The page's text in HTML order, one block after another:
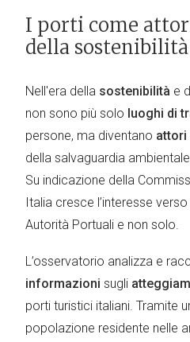
I porti come
della sostenibilità
Nell'era della sostenibilità e
non sono più solo luoghi di
persone, ma diventano attori
della salvaguardia
Su indicazione della
Italia cresce l’interesse verso
Autorità Portuali e non solo.
L’osservatorio analizza e
informazioni sugli
porti turistici italiani. Tramite
popolazione residente nelle